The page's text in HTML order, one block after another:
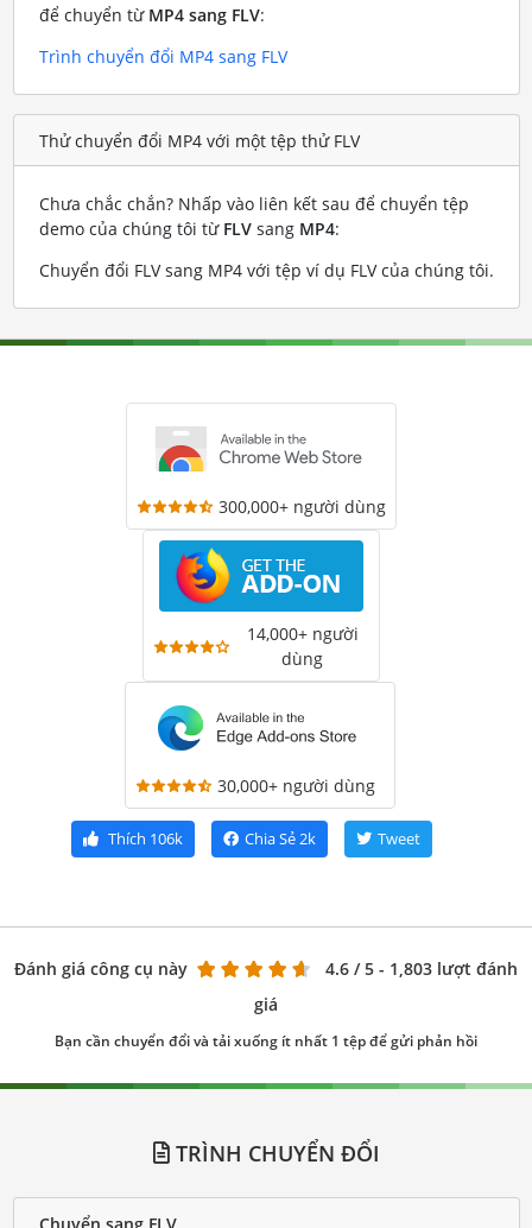
để chuyển từ MP4 sang FLV:
Trình chuyển đổi MP4 sang FLV
Thử chuyển đổi MP4 với một tệp thử FLV
Chưa chắc chắn? Nhấp vào liên kết sau để chuyển tệp
demo của chúng tôi từ FLVsang MP4:
Chuyển đổi FLV sang MP4 với tệp ví dụ FLV của chúng tôi.
300,000+ người dùng
14,000+ người
dùng
30,000+ người dùng
Thích 106k Chia Sẻ2k Tweet
Đánh giá công cụ này 4.6 / 5 - 1,803 lượt đánh
giá
Bạn cần chuyển đổi và tải xuống ít nhất 1 tệp để gửi phản hồi
TRÌNH CHUYỂN ĐỔI